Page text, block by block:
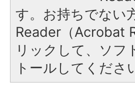
す。お持ちでない
Reader（Acrobat
リックして、ソフ
トールしてくださ